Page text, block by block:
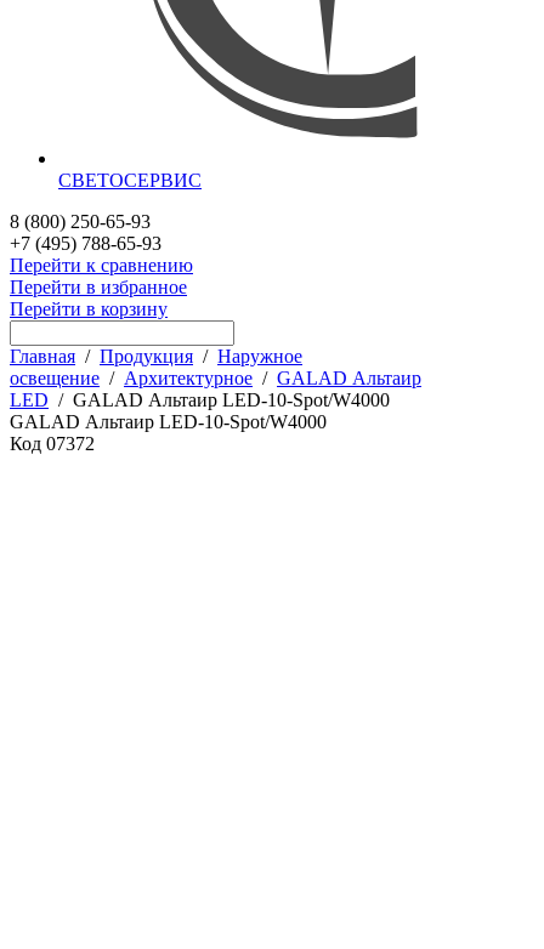
СВЕТОСЕРВИС
8 (800) 250-65-93
+7 (495) 788-65-93
Перейти к сравнению
Перейти в избранное
Перейти в корзину
Главная / Продукция / Наружное
освещение / Архитектурное / GALAD Альтаир
LED / GALAD Альтаир LED-10-Spot/W4000
GALAD Альтаир LED-10-Spot/W4000
Код 07372